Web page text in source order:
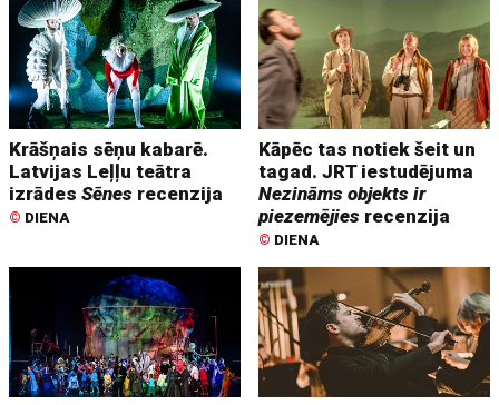
Krāšņais sēņu kabarē.
Latvijas Leļļu teātra
izrādesSēnes recenzija
© DIENA
Kāpēc tas notiek šeit un
tagad. JRT iestudējuma
Nezināms objekts ir
piezemējies recenzija
© DIENA